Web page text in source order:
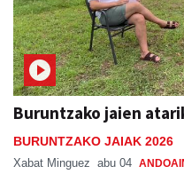
Buruntzako jaien
BURUNTZAKO JAIAK 2026
Xabat Minguez abu 04